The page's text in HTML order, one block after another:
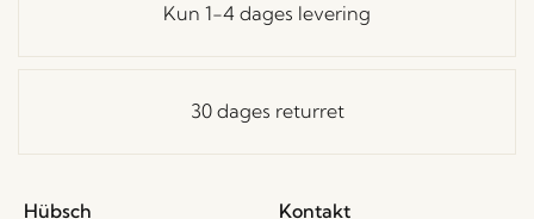
Kun 1-4 dages levering
30 dages returret
Hübsch
Kontakt